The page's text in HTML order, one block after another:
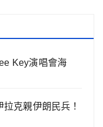
Key演唱會海
克親伊朗民兵！